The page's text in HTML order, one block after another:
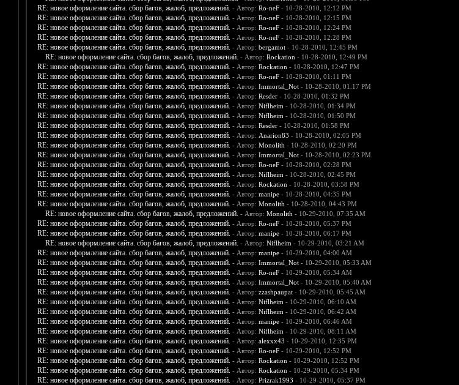
RE: новое оформление сайта. сбор багов, жалоб, предложений. - Автор: Ro-neF- 10-28-2010, 12:12 PM
RE: новое оформление сайта. сбор багов, жалоб, предложений. - Автор: Ro-neF- 10-28-2010, 12:15 PM
RE: новое оформление сайта. сбор багов, жалоб, предложений. - Автор: Ro-neF- 10-28-2010, 12:24 PM
RE: новое оформление сайта. сбор багов, жалоб, предложений. - Автор: Ro-neF- 10-28-2010, 12:28 PM
RE: новое оформление сайта. сбор багов, жалоб, предложений. - Автор: bergamot- 10-28-2010, 12:45 PM
RE: новое оформление сайта. сбор багов, жалоб, предложений. - Автор: Rockation - 10-28-2010, 12:49 PM
RE: новое оформление сайта. сбор багов, жалоб, предложений. - Автор: Rockation - 10-28-2010, 12:47 PM
RE: новое оформление сайта. сбор багов, жалоб, предложений. - Автор: Ro-neF- 10-28-2010, 01:11 PM
RE: новое оформление сайта. сбор багов, жалоб, предложений. - Автор: Immortal_Not- 10-28-2010, 01:17 PM
RE: новое оформление сайта. сбор багов, жалоб, предложений. - Автор: Resder- 10-28-2010, 01:32 PM
RE: новое оформление сайта. сбор багов, жалоб, предложений. - Автор: Niflheim - 10-28-2010, 01:34 PM
RE: новое оформление сайта. сбор багов, жалоб, предложений. - Автор: Niflheim - 10-28-2010, 01:50 PM
RE: новое оформление сайта. сбор багов, жалоб, предложений. - Автор: Resder- 10-28-2010, 01:58 PM
RE: новое оформление сайта. сбор багов, жалоб, предложений. - Автор: Anarion83 - 10-28-2010, 02:05 PM
RE: новое оформление сайта. сбор багов, жалоб, предложений. - Автор: Monolith - 10-28-2010, 02:20 PM
RE: новое оформление сайта. сбор багов, жалоб, предложений. - Автор: Immortal_Not- 10-28-2010, 02:23 PM
RE: новое оформление сайта. сбор багов, жалоб, предложений. - Автор: Ro-neF- 10-28-2010, 02:28 PM
RE: новое оформление сайта. сбор багов, жалоб, предложений. - Автор: Niflheim - 10-28-2010, 02:45 PM
RE: новое оформление сайта. сбор багов, жалоб, предложений. - Автор: Rockation - 10-28-2010, 03:58 PM
RE: новое оформление сайта. сбор багов, жалоб, предложений. - Автор: manipe- 10-28-2010, 04:35 PM
RE: новое оформление сайта. сбор багов, жалоб, предложений. - Автор: Monolith - 10-28-2010, 04:43 PM
RE: новое оформление сайта. сбор багов, жалоб, предложений. - Автор: Monolith - 10-29-2010, 07:35 AM
RE: новое оформление сайта. сбор багов, жалоб, предложений. - Автор: Ro-neF- 10-28-2010, 05:37 PM
RE: новое оформление сайта. сбор багов, жалоб, предложений. - Автор: manipe- 10-28-2010, 06:17 PM
RE: новое оформление сайта. сбор багов, жалоб, предложений. - Автор: Niflheim - 10-29-2010, 03:21 AM
RE: новое оформление сайта. сбор багов, жалоб, предложений. - Автор: manipe- 10-29-2010, 04:00 AM
RE: новое оформление сайта. сбор багов, жалоб, предложений. - Автор: Immortal_Not- 10-29-2010, 05:33 AM
RE: новое оформление сайта. сбор багов, жалоб, предложений. - Автор: Ro-neF- 10-29-2010, 05:34 AM
RE: новое оформление сайта. сбор багов, жалоб, предложений. - Автор: Immortal_Not- 10-29-2010, 05:40 AM
RE: новое оформление сайта. сбор багов, жалоб, предложений. - Автор: zzashpaupat- 10-29-2010, 05:45 AM
RE: новое оформление сайта. сбор багов, жалоб, предложений. - Автор: Niflheim - 10-29-2010, 06:10 AM
RE: новое оформление сайта. сбор багов, жалоб, предложений. - Автор: Niflheim - 10-29-2010, 06:42 AM
RE: новое оформление сайта. сбор багов, жалоб, предложений. - Автор: manipe- 10-29-2010, 06:46 AM
RE: новое оформление сайта. сбор багов, жалоб, предложений. - Автор: Niflheim - 10-29-2010, 08:11 AM
RE: новое оформление сайта. сбор багов, жалоб, предложений. - Автор: alexxx43 - 10-29-2010, 12:35 PM
RE: новое оформление сайта. сбор багов, жалоб, предложений. - Автор: Ro-neF- 10-29-2010, 12:52 PM
RE: новое оформление сайта. сбор багов, жалоб, предложений. - Автор: Rockation - 10-29-2010, 12:52 PM
RE: новое оформление сайта. сбор багов, жалоб, предложений. - Автор: Rockation - 10-29-2010, 05:34 PM
RE: новое оформление сайта. сбор багов, жалоб, предложений. - Автор: Prizrak1993 - 10-29-2010, 05:37 PM